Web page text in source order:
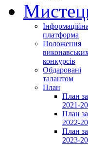
Інформаційна
платформа
Положення
конкурсів
Обдаровані
талантом
План
План
2021-
План
2022-
План
2023-